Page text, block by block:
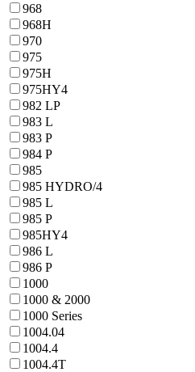
968
968H
970
975
975H
975HY4
982 LP
983 L
983 P
984 P
985
985 HYDRO/4
985 L
985 P
985HY4
986 L
986 P
1000
1000 & 2000
1000 Series
1004.04
1004.4
1004.4T